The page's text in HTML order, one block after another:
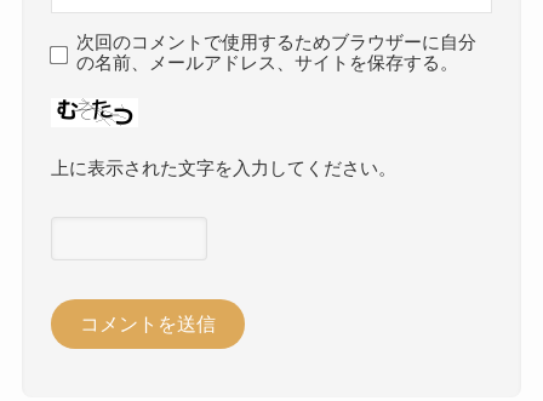
次回のコメントで使用するためブラウザーに自分
の名前、メールアドレス、サイトを保存する。
上に表示された文字を入力してください。